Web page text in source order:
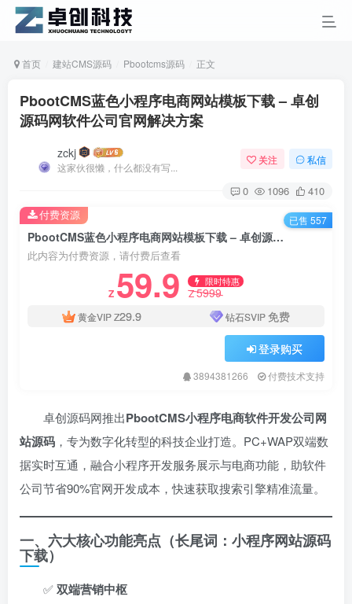
首页 建站CMS源码 Pbootcms源码 正文
PbootCMS蓝色小程序电商网站模板下载 – 卓创
源码网软件公司官网解决方案
zckj
这家伙很懒，什么都没有写...
关注 私信
0 1096 410
PbootCMS蓝色小程序电商网站模板下载 – 卓创源码网软件公司官网解决方案
此内容为付费资源，请付费后查看
Z 59.9 限时特惠
Z5999
黄金VIPZ29.9 钻石SVIP免费
登录购买
3894381266 付费技术支持
付费资源 已售 557
卓创源码网推出PbootCMS小程序电商软件开发公司网
站源码 ，专为数字化转型的科技企业打造。PC+WAP双端数
据实时互通，融合小程序开发服务展示与电商功能，助软件
公司节省90%官网开发成本，快速获取搜索引擎精准流量。
一、六大核心功能亮点（长尾词：小程序网站源码
下载）​
✅ ​双端营销中枢